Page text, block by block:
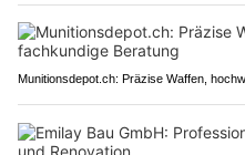
Munitionsdepot.ch: Präzise Waffen,